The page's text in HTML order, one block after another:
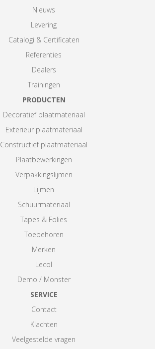
Nieuws
Levering
Catalogi & Certificaten
Referenties
Dealers
Trainingen
PRODUCTEN
Decoratief plaatmateriaal
Exterieur plaatmateriaal
Constructief plaatmateriaal
Plaatbewerkingen
Verpakkingslijmen
Lijmen
Schuurmateriaal
Tapes & Folies
Toebehoren
Merken
Lecol
Demo / Monster
SERVICE
Contact
Klachten
Veelgestelde vragen